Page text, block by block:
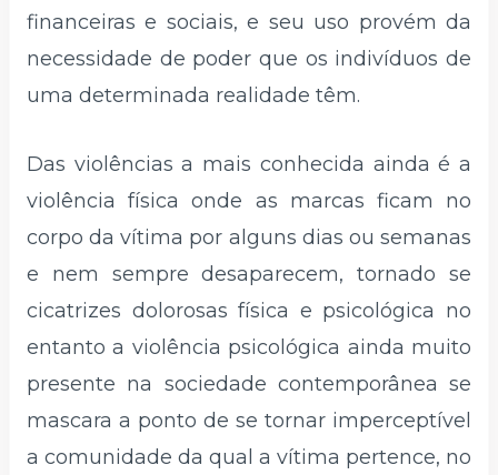
financeiras e sociais, e seu uso provém da
necessidade de poder que os indivíduos de
uma determinada realidade têm.
Das violências a mais conhecida ainda é a
violência física onde as marcas ficam no
corpo da vítima por alguns dias ou semanas
e nem sempre desaparecem, tornado se
cicatrizes dolorosas física e psicológica no
entanto a violência psicológica ainda muito
presente na sociedade contemporânea se
mascara a ponto de se tornar imperceptível
a comunidade da qual a vítima pertence, no